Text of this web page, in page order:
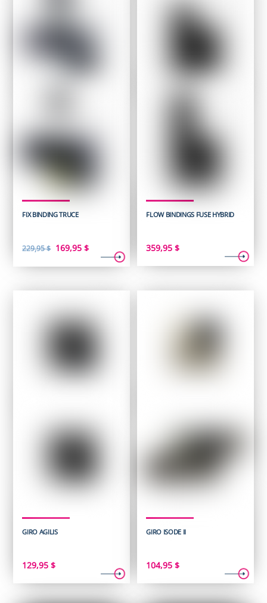
FIX BINDING TRUCE
229,95$ Le
était :
229,95 $.
169,95$Le
est :
FLOW BINDINGS FUSE HYBRID
359,95$
GIRO AGILIS
129,95$
GIRO ISODE II
104,95$